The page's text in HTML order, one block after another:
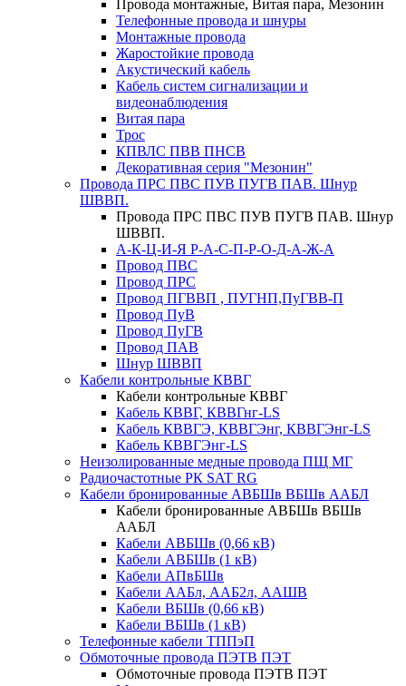
Провода монтажные, Витая пара, Мезонин
Телефонные провода и шнуры
Монтажные провода
Жаростойкие провода
Акустический кабель
Кабель систем сигнализации и
видеонаблюдения
Витая пара
Трос
КПВЛС ПВВ ПНСВ
Декоративная серия "Мезонин"
Провода ПРС ПВС ПУВ ПУГВ ПАВ. Шнур
ШВВП.
Провода ПРС ПВС ПУВ ПУГВ ПАВ. Шнур
ШВВП.
А-К-Ц-И-Я Р-А-С-П-Р-О-Д-А-Ж-А
Провод ПВС
Провод ПРС
Провод ПГВВП , ПУГНП,ПуГВВ-П
Провод ПуВ
Провод ПуГВ
Провод ПАВ
Шнур ШВВП
Кабели контрольные КВВГ
Кабели контрольные КВВГ
Кабель КВВГ, КВВГнг-LS
Кабель КВВГЭ, КВВГЭнг, КВВГЭнг-LS
Кабель КВВГЭнг-LS
Неизолированные медные провода ПЩ МГ
Радиочастотные РК SAT RG
Кабели бронированные АВБШв ВБШв ААБЛ
Кабели бронированные АВБШв ВБШв
ААБЛ
Кабели АВБШв (0,66 кВ)
Кабели АВБШв (1 кВ)
Кабели АПвБШв
Кабели ААБл, ААБ2л, ААШВ
Кабели ВБШв (0,66 кВ)
Кабели ВБШв (1 кВ)
Телефонные кабели ТППэП
Обмоточные провода ПЭТВ ПЭТ
Обмоточные провода ПЭТВ ПЭТ